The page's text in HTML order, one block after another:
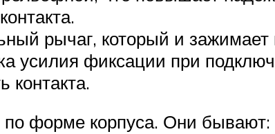
рычаг, который и зажимает
усилия фиксации при
контакта.
форме корпуса. Они бывают: